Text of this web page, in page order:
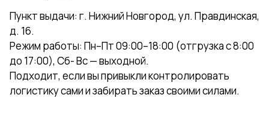
Пункт выдачи: г. Нижний Новгород, ул. Правдинская,
д. 16.
Режим работы: Пн–Пт 09:00–18:00 (отгрузка с 8:00
до 17:00), Сб- Вс — выходной.
Подходит, если вы привыкли контролировать
логистику сами и забирать заказ своими силами.